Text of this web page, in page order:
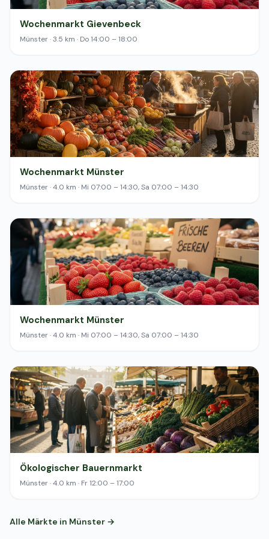
Wochenmarkt Gievenbeck
Münster · 3.5 km · Do 14:00 – 18:00
Wochenmarkt Münster
Münster · 4.0 km · Mi 07:00 – 14:30, Sa 07:00 – 14:30
Wochenmarkt Münster
Münster · 4.0 km · Mi 07:00 – 14:30, Sa 07:00 – 14:30
Ökologischer Bauernmarkt
Münster · 4.0 km · Fr 12:00 – 17:00
Alle Märkte in Münster →